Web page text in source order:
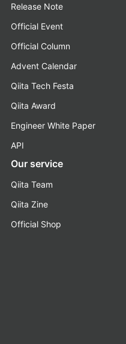
Release Note
Official Event
Official Column
Advent Calendar
Qiita Tech Festa
Qiita Award
Engineer White Paper
API
Our service
Qiita Team
Qiita Zine
Official Shop